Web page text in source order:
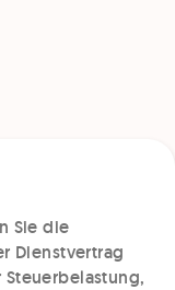
Sie die
Dienstvertrag